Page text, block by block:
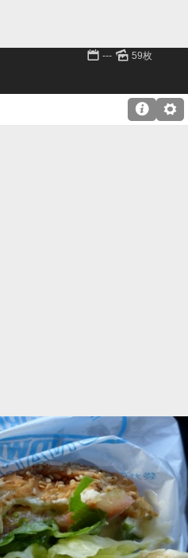
📅 --- 🌄 59枚
⚙
